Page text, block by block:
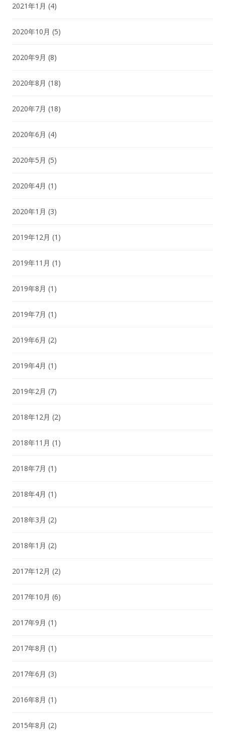
2021年1月 (4)
2020年10月 (5)
2020年9月 (8)
2020年8月 (18)
2020年7月 (18)
2020年6月 (4)
2020年5月 (5)
2020年4月 (1)
2020年1月 (3)
2019年12月 (1)
2019年11月 (1)
2019年8月 (1)
2019年7月 (1)
2019年6月 (2)
2019年4月 (1)
2019年2月 (7)
2018年12月 (2)
2018年11月 (1)
2018年7月 (1)
2018年4月 (1)
2018年3月 (2)
2018年1月 (2)
2017年12月 (2)
2017年10月 (6)
2017年9月 (1)
2017年8月 (1)
2017年6月 (3)
2016年8月 (1)
2015年8月 (2)